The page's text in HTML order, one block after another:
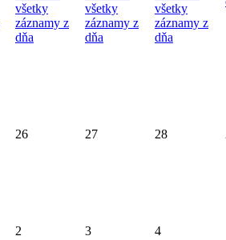
všetky
záznamy z
dňa
všetky
záznamy z
dňa
všetky
záznamy z
dňa
26 27 28
2 3 4